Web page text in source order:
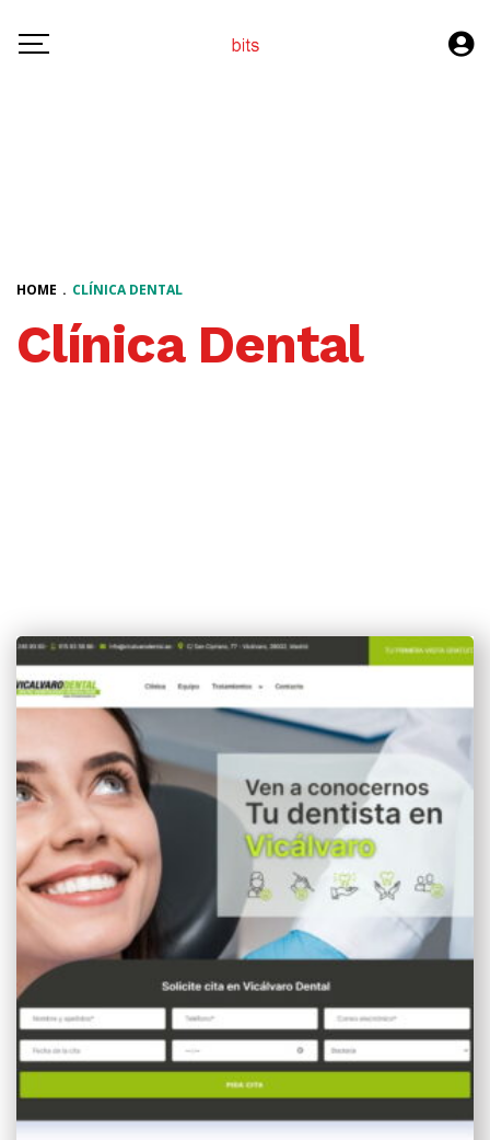
Clínica Dental
HOME . CLÍNICA DENTAL